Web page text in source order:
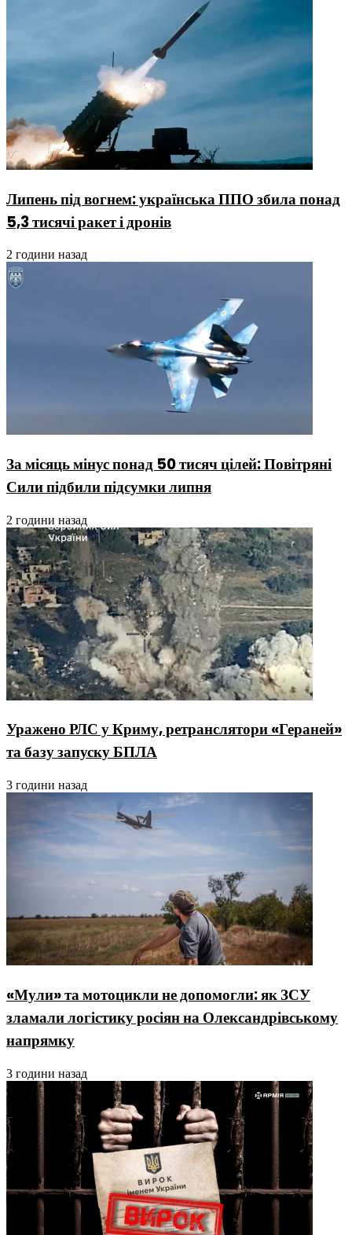
Липень під вогнем: українська ППО збила понад
5,3 тисячі ракет і дронів
2 години назад
За місяць мінус понад 50 тисяч цілей: Повітряні
Сили підбили підсумки липня
2 години назад
Уражено РЛС у Криму, ретранслятори «Гераней»
та базу запуску БПЛА
3 години назад
«Мули» та мотоцикли не допомогли: як ЗСУ
зламали логістику росіян на Олександрівському
напрямку
3 години назад